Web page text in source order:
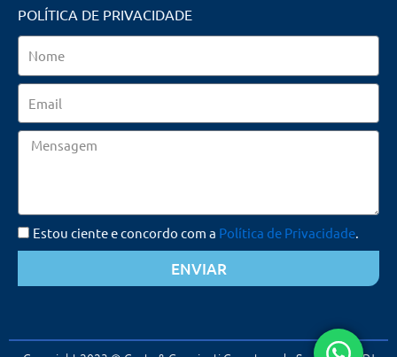
POLÍTICA DE PRIVACIDADE
Mensagem
Estou ciente e concordo com a Política de Privacidade.
ENVIAR